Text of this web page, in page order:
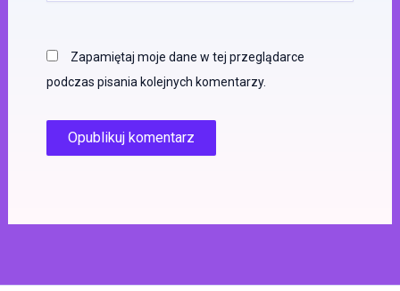
Zapamiętaj moje dane w tej przeglądarce
podczas pisania kolejnych komentarzy.